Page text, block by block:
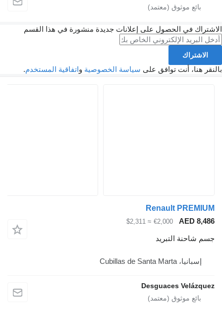
إعلانات جديدة منشورة في هذا القسم
سياسة الخصوصيةواتفاقية المستخدم.